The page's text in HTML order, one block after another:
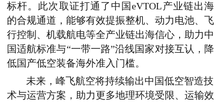
标杆。此次取证打通了中国eVTOL产业链出海
的合规通道，能够有效提振整机、动力电池、飞
行控制、机载航电等全产业链出海信心，助力中
国适航标准与“一带一路”沿线国家对接互认，降
低国产低空装备海外准入门槛。
未来，峰飞航空将持续输出中国低空智造技
术与运营方案，助力更多地理环境受限、运输效